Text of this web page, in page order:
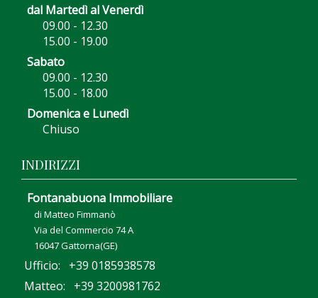
dal Martedì al Venerdì
09.00 - 12.30
15.00 - 19.00
Sabato
09.00 - 12.30
15.00 - 18.00
Domenica e Lunedì
Chiuso
INDIRIZZI
Fontanabuona Immobiliare
di Matteo Fimmanò
Via del Commercio 74 A
16047 Gattorna(GE)
Ufficio: +39 0185938578
Matteo: +39 3200981762